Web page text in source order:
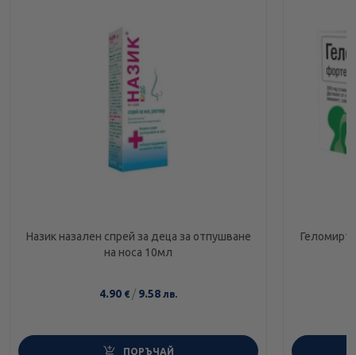
Назик назален спрей за деца за отпушване
на носа 10мл
4.90 € / 9.58 лв.
ПОРЪЧАЙ